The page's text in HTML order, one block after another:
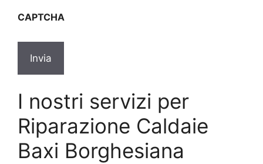
privacy
CAPTCHA
I nostri servizi per
Riparazione Caldaie
Baxi Borghesiana